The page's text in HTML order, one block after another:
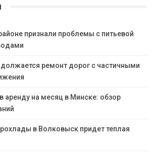
признали проблемы с питьевой
ремонт дорог с частичными
аренду на месяц в Минске: обзор
в Волковыск придет теплая